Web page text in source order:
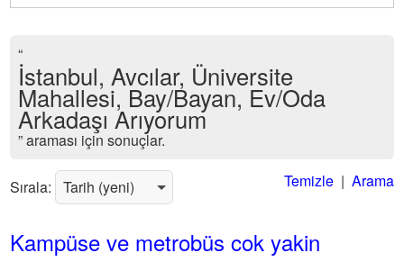
“
İstanbul, Avcılar, Üniversite
Mahallesi, Bay/Bayan, Ev/Oda
Arkadaşı Arıyorum
” araması için sonuçlar.
Sırala: Temizle| Arama
Kampüse ve metrobüs cok yakin